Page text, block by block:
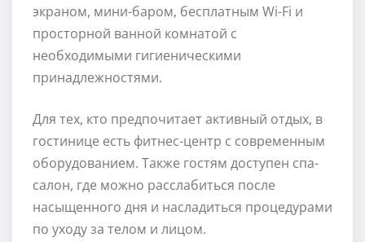
экраном, мини-баром, бесплатным Wi-Fi и
просторной ванной комнатой с
необходимыми гигиеническими
принадлежностями.
Для тех, кто предпочитает активный отдых, в
гостинице есть фитнес-центр с современным
оборудованием. Также гостям доступен спа-
салон, где можно расслабиться после
насыщенного дня и насладиться процедурами
по уходу за телом и лицом.